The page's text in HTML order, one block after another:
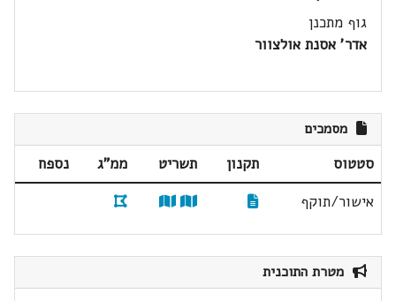
גוף מתכנן
אדר' אסנת אולצוור
מסמכים
סטטוס תקנון תשריט ממ"ג
נספח
אישור/תוקף
מטרת התוכנית